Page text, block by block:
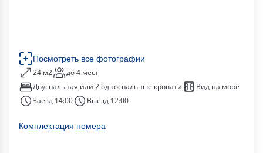
Посмотреть все фотографии
24 м2
до 4 мест
Двуспальная или 2 односпальные кровати
Вид на море
Заезд 14:00
Выезд 12:00
Комплектация номера